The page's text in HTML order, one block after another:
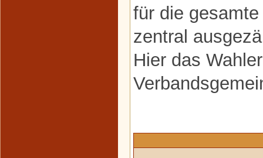
für die
zentral
Hier das